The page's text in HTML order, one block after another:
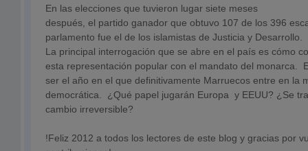
En las elecciones que tuvieron lugar siete meses
después, el partido ganador que obtuvo 107 de los 396
parlamento fue el de los islamistas de Justicia y Desarrollo.
La principal interrogación que se abre en el país es cómo
esta representación popular con el mandato del monarca.
ser el año en el que definitivamente Marruecos entre en la
democrática. ¿Qué papel jugarán Europa y EEUU? ¿Se
cambio irreversible?
!Feliz 2012 a todos los lectores de este blog y gracias por